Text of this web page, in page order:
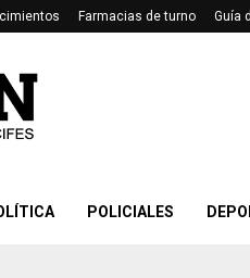
Farmacias de turno Guía
POLICIALES